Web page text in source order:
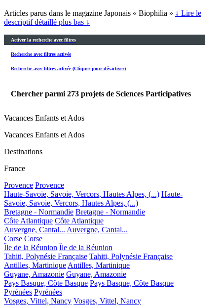
Articles parus dans le magazine Japonais « Biophilia » ↓ Lire le
descriptif détaillé plus bas ↓
Activer la recherche avec filtres
Recherche avec filtres activée
Recherche avec filtres activée (Cliquer pour désactiver)
Chercher parmi 273 projets de Sciences Participatives
Vacances Enfants et Ados
Vacances Enfants et Ados
Destinations
France
Provence Provence
Haute-Savoie, Savoie, Vercors, Hautes Alpes, (...) Haute-
Savoie, Savoie, Vercors, Hautes Alpes, (...)
Bretagne - Normandie Bretagne - Normandie
Côte Atlantique Côte Atlantique
Auvergne, Cantal... Auvergne, Cantal...
Corse Corse
Île de la Réunion Île de la Réunion
Tahiti, Polynésie Française Tahiti, Polynésie Française
Antilles, Martinique Antilles, Martinique
Guyane, Amazonie Guyane, Amazonie
Pays Basque, Côte Basque Pays Basque, Côte Basque
Pyrénées Pyrénées
Vosges, Vittel, Nancy Vosges, Vittel, Nancy